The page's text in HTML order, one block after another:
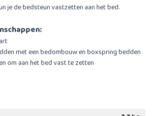
je de bedsteun vastzetten aan het bed.
met een bedombouw en boxspring bedden
om aan het bed vast te zetten